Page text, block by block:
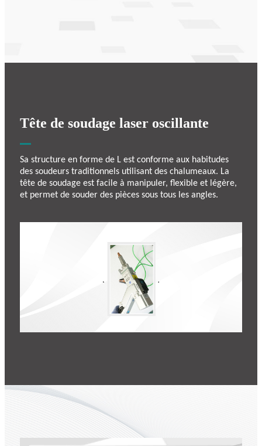
Tête de soudage laser oscillante
Sa structure en forme de L est conforme aux habitudes
des soudeurs traditionnels utilisant des chalumeaux. La
tête de soudage est facile à manipuler, flexible et légère,
et permet de souder des pièces sous tous les angles.